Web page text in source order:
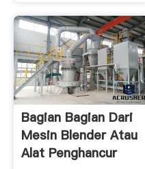
Bagian Bagian Dari
Mesin Blender Atau
Alat Penghancur